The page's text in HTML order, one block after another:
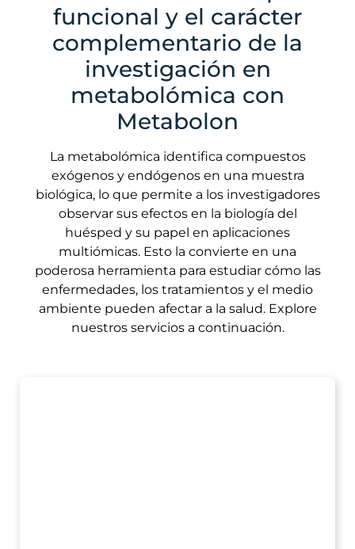
funcional y el carácter
complementario de la
investigación en
metabolómica con
Metabolon
La metabolómica identifica compuestos
exógenos y endógenos en una muestra
biológica, lo que permite a los investigadores
observar sus efectos en la biología del
huésped y su papel en aplicaciones
multiómicas. Esto la convierte en una
poderosa herramienta para estudiar cómo las
enfermedades, los tratamientos y el medio
ambiente pueden afectar a la salud. Explore
nuestros servicios a continuación.